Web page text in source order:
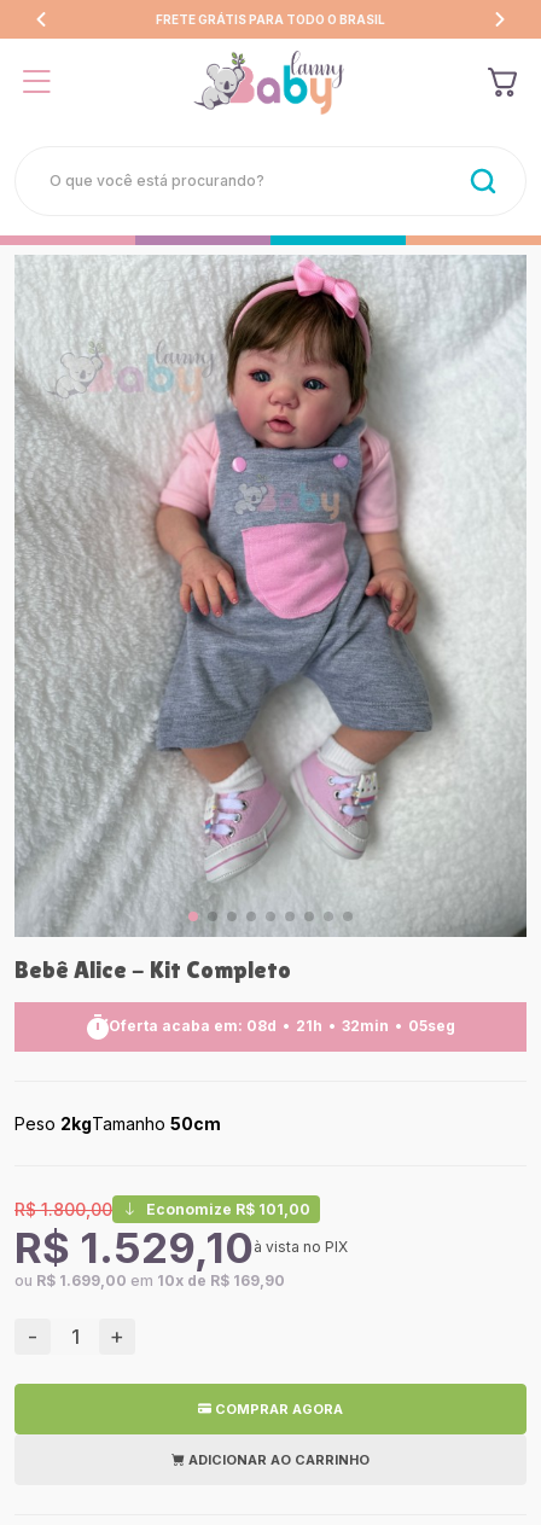
FRETE GRÁTIS PARA TODO O BRASIL
Bebê Alice - Kit Completo
Oferta acaba em: 08d 21h 32min 03seg
Peso 2kgTamanho 50cm
R$ 1.800,00 Economize R$ 101,00
ou R$ 1.699,00 em 10x de R$ 169,90
R$ 1.529,10à vista no PIX
- +
COMPRAR AGORA
ADICIONAR AO CARRINHO